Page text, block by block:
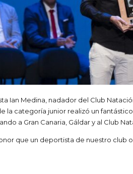
Ian Medina, nadador del Club
la categoría junior realizó un
a Gran Canaria, Gáldar y al Club
que un deportista de nuestro club